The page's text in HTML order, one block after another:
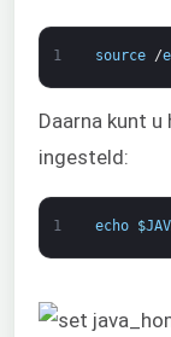
1 source /
Daarna kunt
ingesteld:
1 echo $